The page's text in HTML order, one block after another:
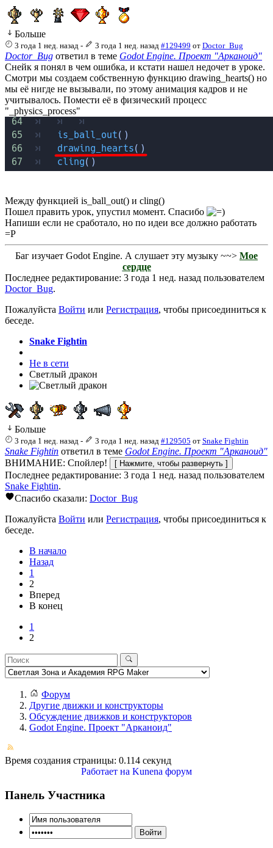
Больше
3 года 1 нед. назад - 3 года 1 нед. назад #129499 от Doctor_Bug
Doctor_Bug ответил в теме Godot Engine. Проект "Арканоид"
Снейк я понял в чем ошибка, и кстати нашел недочет в уроке.
Смотри мы создаем собственную функцию drawing_hearts() но
мы её нигде не вызывали, по этому анимация кадров и не
учитывалось. Помести её в физический процесс
"_physics_process"
Между функцией is_ball_out() и cling()
Пошел править урок, упустил момент. Спасибо
Напиши если не сработало, но по идеи все должно работать
=Р
Баг изучает Godot Engine. А слушает эту музыку ~~> Мое
сердце
Последнее редактирование: 3 года 1 нед. назад пользователем
Doctor_Bug.
Пожалуйста Войти или Регистрация, чтобы присоединиться к
беседе.
Snake Fightin
Не в сети
Светлый дракон
Больше
3 года 1 нед. назад - 3 года 1 нед. назад #129505 от Snake Fightin
Snake Fightin ответил в теме Godot Engine. Проект "Арканоид"
ВНИМАНИЕ: Спойлер!
Последнее редактирование: 3 года 1 нед. назад пользователем
Snake Fightin.
Спасибо сказали: Doctor_Bug
Пожалуйста Войти или Регистрация, чтобы присоединиться к
беседе.
В начало
Назад
1
2
Вперед
В конец
1
2
Форум
Другие движки и конструкторы
Обсуждение движков и конструкторов
Godot Engine. Проект "Арканоид"
Время создания страницы: 0.114 секунд
Работает на Kunena форум
Панель Участника